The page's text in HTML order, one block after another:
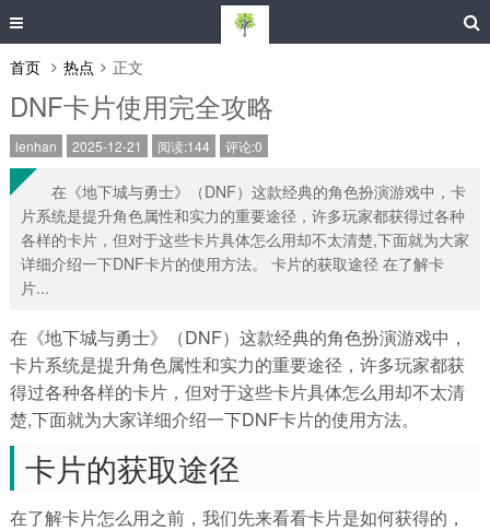
首页 热点 正文
DNF卡片使用完全攻略
lenhan 2025-12-21 阅读:144 评论:0
在《地下城与勇士》（DNF）这款经典的角色扮演游戏中，卡
片系统是提升角色属性和实力的重要途径，许多玩家都获得过各种
各样的卡片，但对于这些卡片具体怎么用却不太清楚,下面就为大家
详细介绍一下DNF卡片的使用方法。 卡片的获取途径 在了解卡
片...
在《地下城与勇士》（DNF）这款经典的角色扮演游戏中，
卡片系统是提升角色属性和实力的重要途径，许多玩家都获
得过各种各样的卡片，但对于这些卡片具体怎么用却不太清
楚,下面就为大家详细介绍一下DNF卡片的使用方法。
卡片的获取途径
在了解卡片怎么用之前，我们先来看看卡片是如何获得的，